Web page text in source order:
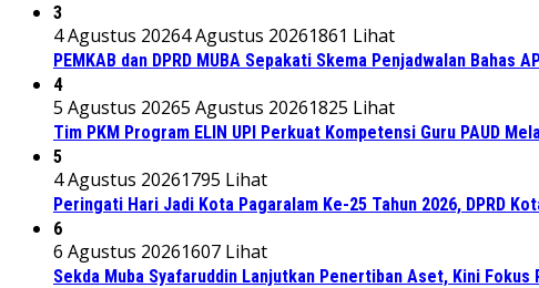
3
4 Agustus 20264 Agustus 20261861 Lihat
PEMKAB dan DPRD MUBA Sepakati Skema Penjadwalan Bahas
4
5 Agustus 20265 Agustus 20261825 Lihat
Tim PKM Program ELIN UPI Perkuat Kompetensi Guru PAUD
5
4 Agustus 20261795 Lihat
Peringati Hari Jadi Kota Pagaralam Ke-25 Tahun 2026, DPRD
6
6 Agustus 20261607 Lihat
Sekda Muba Syafaruddin Lanjutkan Penertiban Aset, Kini